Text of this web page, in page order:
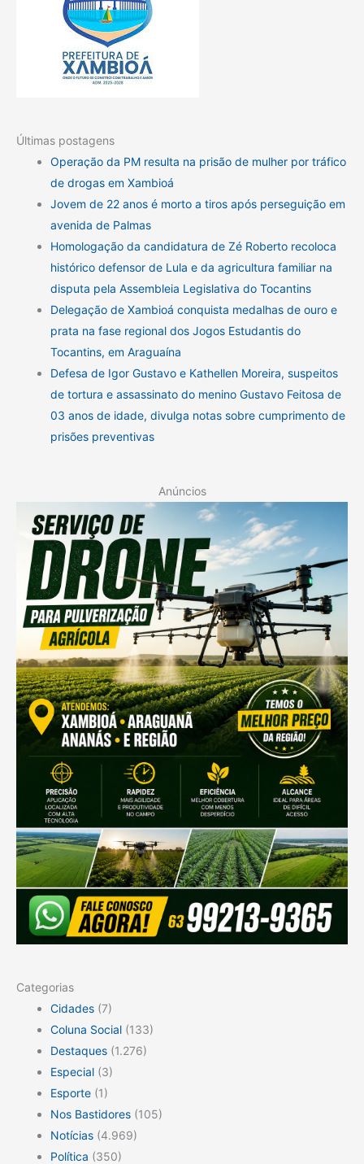
Últimas postagens
Operação da PM resulta na prisão de mulher por tráfico
de drogas em Xambioá
Jovem de 22 anos é morto a tiros após perseguição em
avenida de Palmas
Homologação da candidatura de Zé Roberto recoloca
histórico defensor de Lula e da agricultura familiar na
disputa pela Assembleia Legislativa do Tocantins
Delegação de Xambioá conquista medalhas de ouro e
prata na fase regional dos Jogos Estudantis do
Tocantins, em Araguaína
Defesa de Igor Gustavo e Kathellen Moreira, suspeitos
de tortura e assassinato do menino Gustavo Feitosa de
03 anos de idade, divulga notas sobre cumprimento de
prisões preventivas
Anúncios
Categorias
Cidades (7)
Coluna Social (133)
Destaques (1.276)
Especial (3)
Esporte (1)
Nos Bastidores (105)
Notícias (4.969)
Política (350)